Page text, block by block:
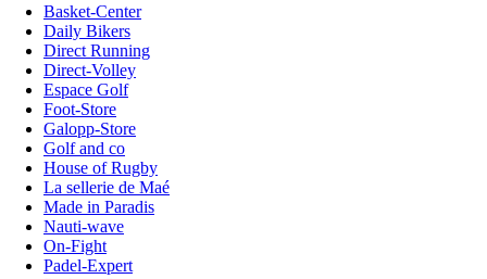
Basket-Center
Daily Bikers
Direct Running
Direct-Volley
Espace Golf
Foot-Store
Galopp-Store
Golf and co
House of Rugby
La sellerie de Maé
Made in Paradis
Nauti-wave
On-Fight
Padel-Expert